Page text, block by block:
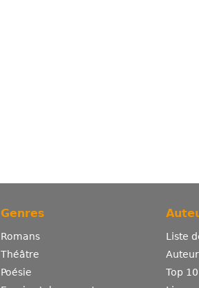
Genres
Romans
Théâtre
Poésie
Liste
Top